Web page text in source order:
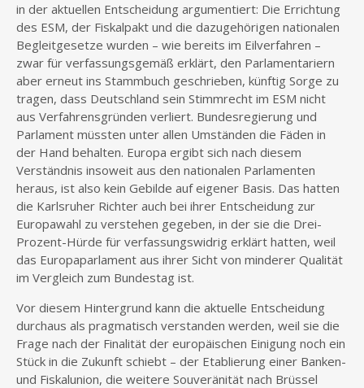
in der aktuellen Entscheidung argumentiert: Die Errichtung
des ESM, der Fiskalpakt und die dazugehörigen nationalen
Begleitgesetze wurden – wie bereits im Eilverfahren –
zwar für verfassungsgemäß erklärt, den Parlamentariern
aber erneut ins Stammbuch geschrieben, künftig Sorge zu
tragen, dass Deutschland sein Stimmrecht im ESM nicht
aus Verfahrensgründen verliert. Bundesregierung und
Parlament müssten unter allen Umständen die Fäden in
der Hand behalten. Europa ergibt sich nach diesem
Verständnis insoweit aus den nationalen Parlamenten
heraus, ist also kein Gebilde auf eigener Basis. Das hatten
die Karlsruher Richter auch bei ihrer Entscheidung zur
Europawahl zu verstehen gegeben, in der sie die Drei-
Prozent-Hürde für verfassungswidrig erklärt hatten, weil
das Europaparlament aus ihrer Sicht von minderer Qualität
im Vergleich zum Bundestag ist.
Vor diesem Hintergrund kann die aktuelle Entscheidung
durchaus als pragmatisch verstanden werden, weil sie die
Frage nach der Finalität der europäischen Einigung noch ein
Stück in die Zukunft schiebt – der Etablierung einer Banken-
und Fiskalunion, die weitere Souveränität nach Brüssel